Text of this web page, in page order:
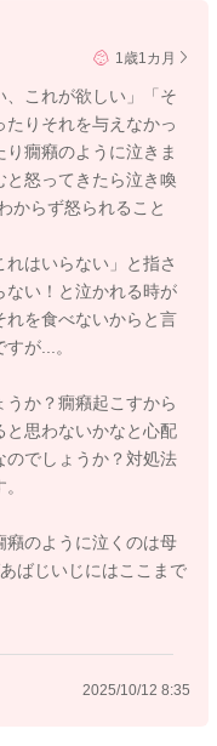
1歳1カ月
これが欲しい」「そ
りそれを与えなかっ
癇癪のように泣きま
怒ってきたら泣き喚
からず怒られること
はいらない」と指さ
ない！と泣かれる時が
れを食べないからと言
が...。
か？癇癪起こすから
思わないかなと心配
のでしょうか？対処法
のように泣くのは母
ばじいじにはここまで
2025/10/12 8:35